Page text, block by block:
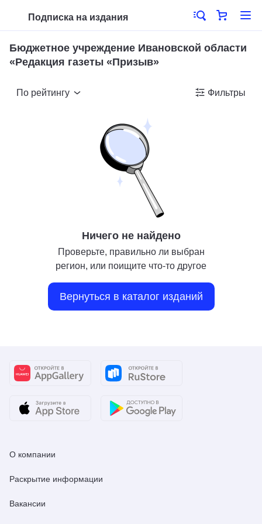
Подписка на издания
Бюджетное учреждение Ивановской области
«Редакция газеты «Призыв»
По рейтингу Фильтры
Ничего не найдено
Проверьте, правильно ли выбран
регион, или поищите что-то другое
Вернуться в каталог изданий
О компании
Раскрытие информации
Вакансии